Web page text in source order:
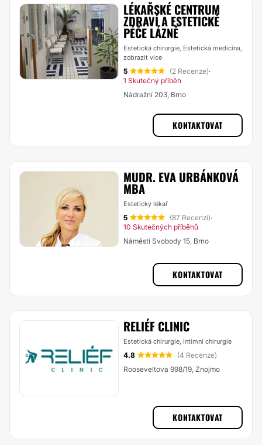
LÉKAŘSKÉ CENTRUM
ZDRAVÍ A ESTETICKÉ
PÉČE LÁZNĚ
Estetická chirurgie, Estetická medicína,
zobrazit více
5 (2 Recenze)·
1 Skutečný příběh
Nádražní 203, Brno
KONTAKTOVAT
MUDR. EVA URBÁNKOVÁ
MBA
Estetický lékař
5 (87 Recenzí)·
10 Skutečných příběhů
Náměstí Svobody 15, Brno
KONTAKTOVAT
RELIÉF CLINIC
Estetická chirurgie, Intimní chirurgie
4.8
(4 Recenze)
Rooseveltova 998/19, Znojmo
KONTAKTOVAT